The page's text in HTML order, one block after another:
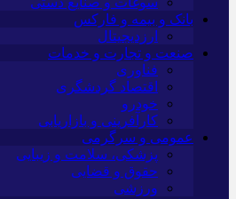
بانک و بیمه و فارکس
ارزدیجیتال
صنعت و تجارت و خدمات
فناوری
اقتصاد گردشگری
خودرو
کارآفرینی و بازاریابی
عمومی و سرگرمی
پزشکی، سلامت و زیبایی
حقوق و قضایی
ورزشی